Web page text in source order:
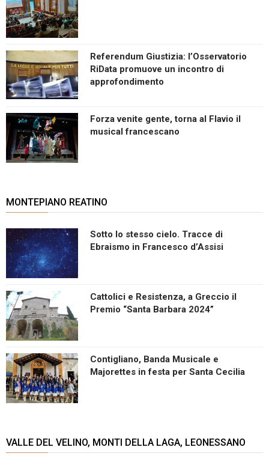
Referendum Giustizia: l’Osservatorio
RiData promuove un incontro di
approfondimento
Forza venite gente, torna al Flavio il
musical francescano
MONTEPIANO REATINO
Sotto lo stesso cielo. Tracce di
Ebraismo in Francesco d’Assisi
Cattolici e Resistenza, a Greccio il
Premio “Santa Barbara 2024”
Contigliano, Banda Musicale e
Majorettes in festa per Santa Cecilia
VALLE DEL VELINO, MONTI DELLA LAGA, LEONESSANO